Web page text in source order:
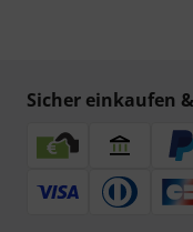
Sicher einkaufen